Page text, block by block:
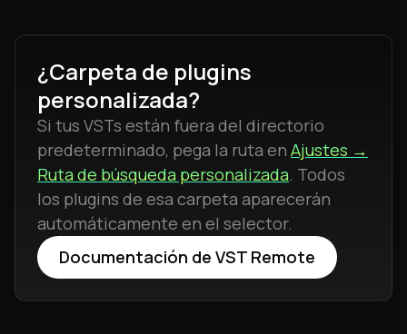
¿Carpeta de plugins
personalizada?
Si tus VSTs están fuera del directorio
predeterminado, pega la ruta en Ajustes →
Ruta de búsqueda personalizada. Todos
los plugins de esa carpeta aparecerán
automáticamente en el selector.
Documentación de VST Remote